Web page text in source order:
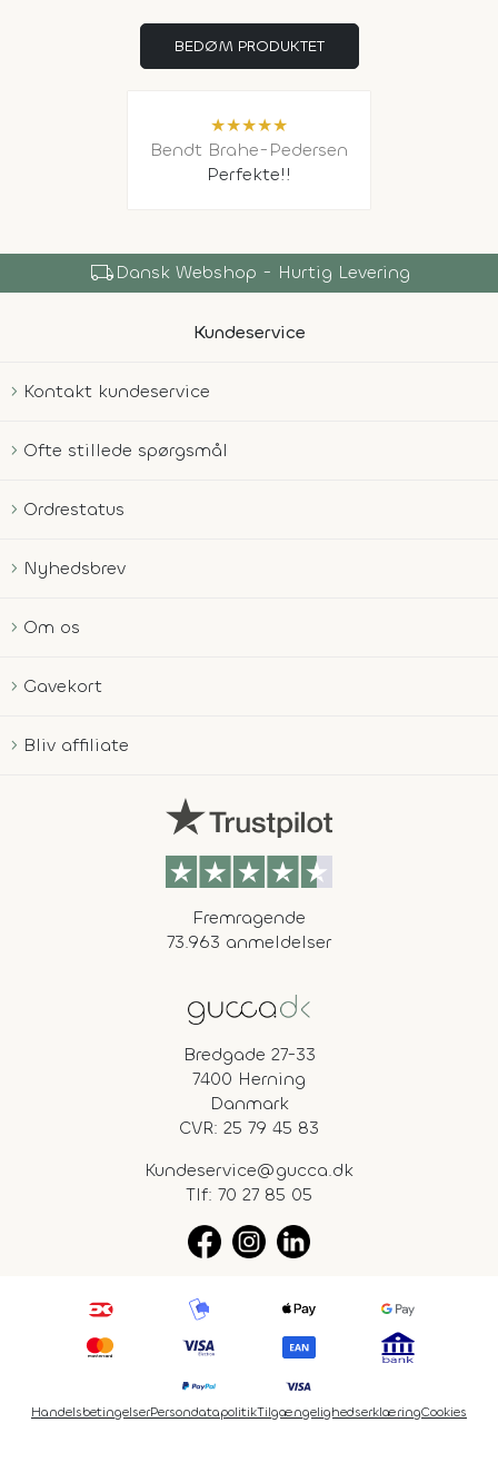
BEDØM PRODUKTET
★★★★★
Bendt Brahe-Pedersen
Perfekte!!
local_shippingDansk Webshop - Hurtig Levering
Kundeservice
Kontakt kundeservice
Ofte stillede spørgsmål
Ordrestatus
Nyhedsbrev
Om os
Gavekort
Bliv affiliate
Fremragende
73.963 anmeldelser
Bredgade 27-33
7400 Herning
Danmark
CVR: 25 79 45 83
Kundeservice@gucca.dk
Tlf: 70 27 85 05
HandelsbetingelserPersondatapolitikTilgængelighedserklæringCookies